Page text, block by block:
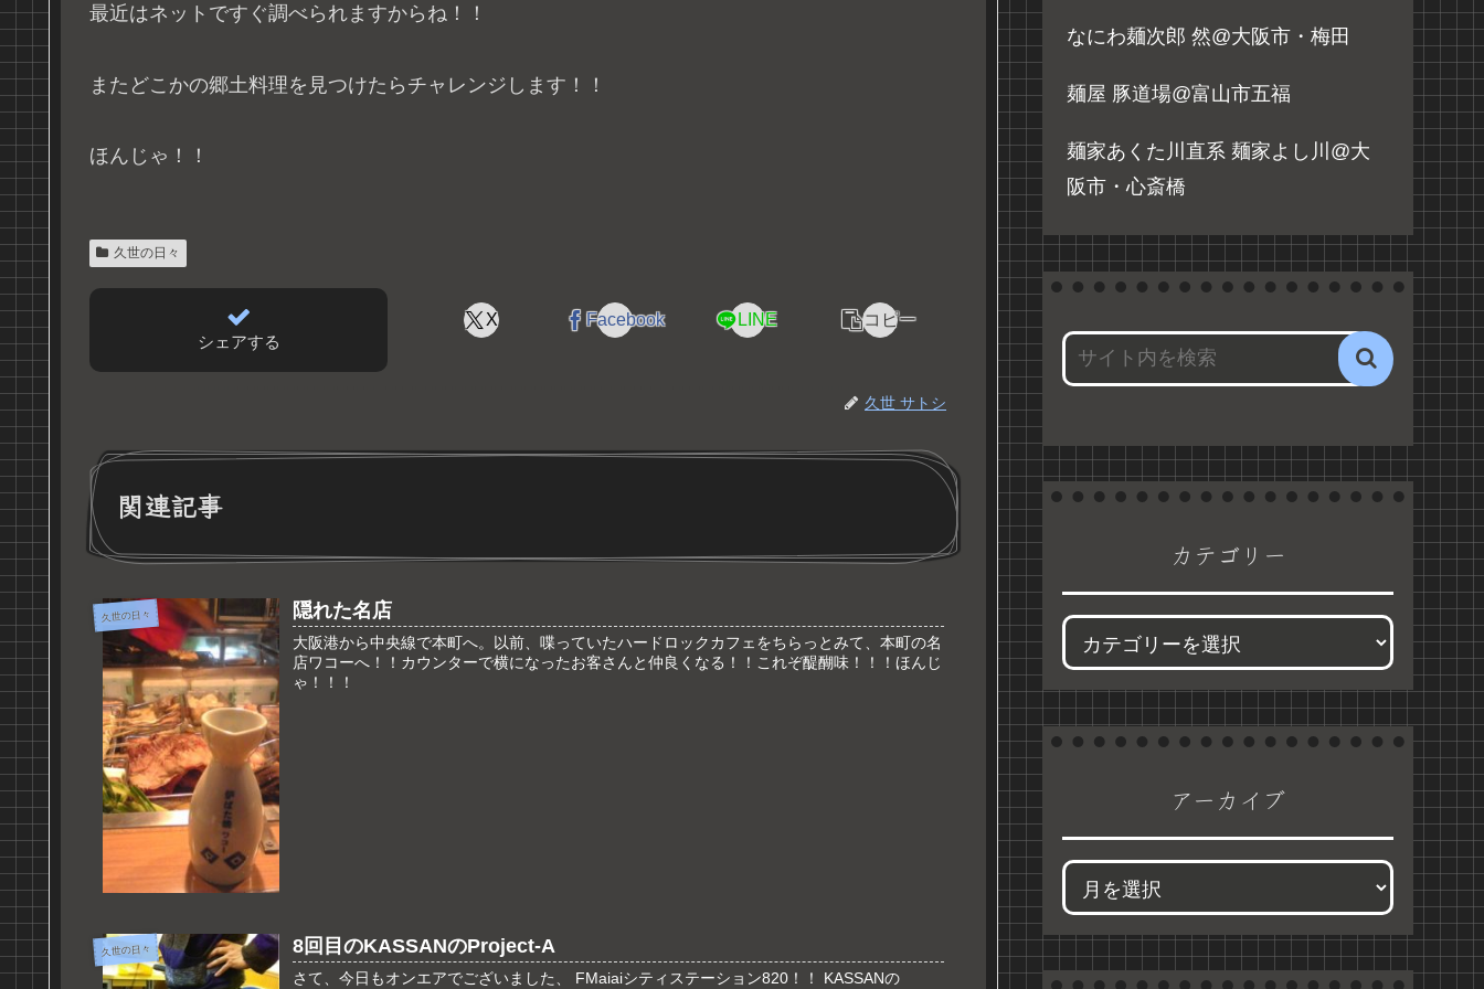
最近はネットですぐ調べられますからね！！
またどこかの郷土料理を見つけたらチャレンジします！！
ほんじゃ！！
久世の日々
シェアする
X Facebook LINE コピー
久世 サトシ
関連記事
久世の日々 隠れた名店
大阪港から中央線で本町へ。以前、喋っていたハードロックカフェをちらっとみて、本町の名
店ワコーへ！！カウンターで横になったお客さんと仲良くなる！！これぞ醍醐味！！！ほんじ
ゃ！！！
久世の日々 8回目のKASSANのProject-A
さて、今日もオンエアでございました、 FMaiaiシティステーション820！！ KASSANの
なにわ麺次郎 然@大阪市・梅田
麺屋 豚道場@富山市五福
麺家あくた川直系 麺家よし川@大
阪市・心斎橋
カテゴリー
アーカイブ